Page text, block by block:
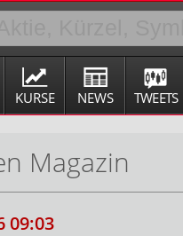
KURSE NEWS TWEETS
Magazin
09:03